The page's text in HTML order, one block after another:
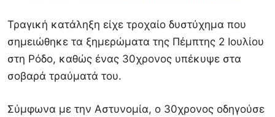
Τραγική κατάληξη είχε τροχαίο δυστύχημα που
σημειώθηκε τα ξημερώματα της Πέμπτης 2 Ιουλίου
στη Ρόδο, καθώς ένας 30χρονος υπέκυψε στα
σοβαρά τραύματά του.
Σύμφωνα με την Αστυνομία, ο 30χρονος οδηγούσε